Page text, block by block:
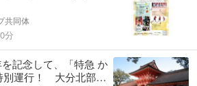
共同体
分
記念して、「特急 か
別運行！ 大分北部満